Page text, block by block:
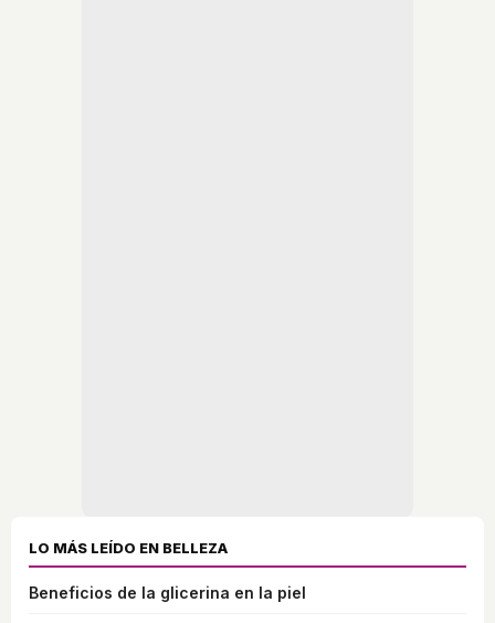
LO MÁS LEÍDO EN BELLEZA
Beneficios de la glicerina en la piel